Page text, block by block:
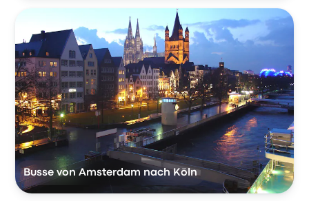
Busse von Amsterdam nach Köln